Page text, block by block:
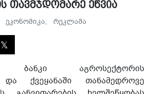
თავმჯდომარე ეწვია
ეკონომიკა, რეკლამა
ბანკი აგროსექტორის
და ქვეყანაში თანამედროვე